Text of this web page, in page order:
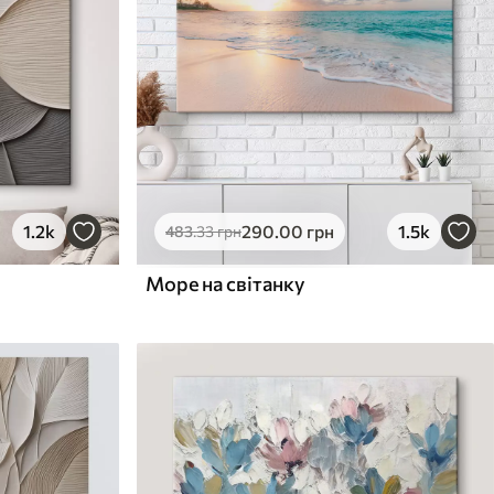
1.2k 483.33грн290.00 грн 1.5k
Море на світанку